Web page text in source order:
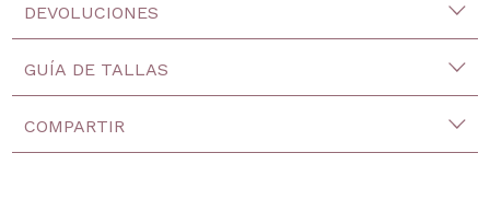
DEVOLUCIONES
GUÍA DE TALLAS
COMPARTIR